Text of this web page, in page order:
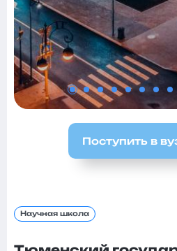
Поступить в
Научная школа